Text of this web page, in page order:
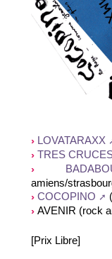
LOVATARAXX
TRES
amiens/
COCOPINO
AVENIR (rock
[Prix Libre]